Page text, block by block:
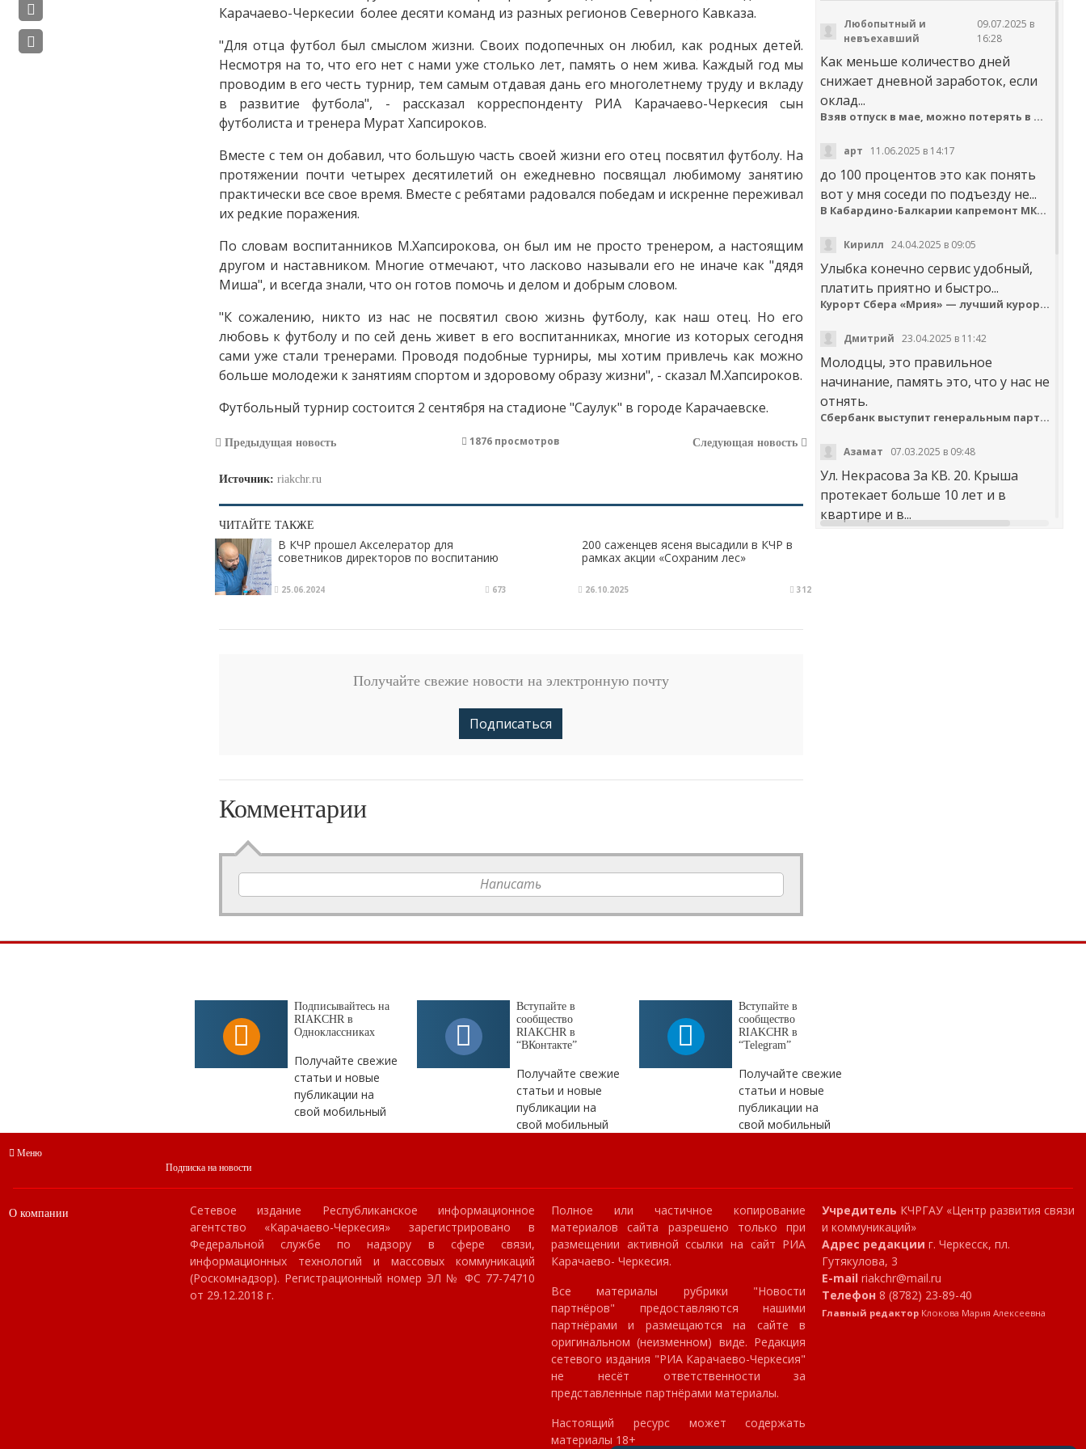
Карачаево-Черкесии более десяти команд из разных регионов Северного Кавказа.
"Для отца футбол был смыслом жизни. Своих подопечных он любил, как родных детей.
Несмотря на то, что его нет с нами уже столько лет, память о нем жива. Каждый год мы
проводим в его честь турнир, тем самым отдавая дань его многолетнему труду и вкладу
в развитие футбола", - рассказал корреспонденту РИА Карачаево-Черкесия сын
футболиста и тренера Мурат Хапсироков.
Вместе с тем он добавил, что большую часть своей жизни его отец посвятил футболу. На
протяжении почти четырех десятилетий он ежедневно посвящал любимому занятию
практически все свое время. Вместе с ребятами радовался победам и искренне переживал
их редкие поражения.
По словам воспитанников М.Хапсирокова, он был им не просто тренером, а настоящим
другом и наставником. Многие отмечают, что ласково называли его не иначе как "дядя
Миша", и всегда знали, что он готов помочь и делом и добрым словом.
"К сожалению, никто из нас не посвятил свою жизнь футболу, как наш отец. Но его
любовь к футболу и по сей день живет в его воспитанниках, многие из которых сегодня
сами уже стали тренерами. Проводя подобные турниры, мы хотим привлечь как можно
больше молодежи к занятиям спортом и здоровому образу жизни", - сказал М.Хапсироков.
Футбольный турнир состоится 2 сентября на стадионе "Саулук" в городе Карачаевске.
Предыдущая новость 1876 просмотров Следующая новость
Источник: riakchr.ru
ЧИТАЙТЕ ТАКЖЕ
В КЧР прошел Акселератор для
советников директоров по воспитанию
25.06.2024 673
200 саженцев ясеня высадили в КЧР в
рамках акции «Сохраним лес»
26.10.2025 312
Получайте свежие новости на электронную почту
Подписаться
Комментарии
Написать
Любопытный и
невъехавший
09.07.2025 в
16:28
Как меньше количество дней
снижает дневной заработок, если
оклад...
Взяв отпуск в мае, можно потерять в деньгах
арт 11.06.2025 в 14:17
до 100 процентов это как понять
вот у мня соседи по подъезду не...
В Кабардино-Балкарии капремонт МКД идёт с опережением графика
Кирилл 24.04.2025 в 09:05
Улыбка конечно сервис удобный,
платить приятно и быстро...
Курорт Сбера «Мрия» — лучший курортный отель по версии Russian Hospitality Awards
Дмитрий 23.04.2025 в 11:42
Молодцы, это правильное
начинание, память это, что у нас не
отнять.
Сбербанк выступит генеральным партнером онлайн-шествия «Бессмертный полк»
Азамат 07.03.2025 в 09:48
Ул. Некрасова 3а КВ. 20. Крыша
протекает больше 10 лет и в
квартире и в...
Подписывайтесь на
RIAKCHR в
Одноклассниках
Получайте свежие
статьи и новые
публикации на
свой мобильный
Вступайте в
сообщество
RIAKCHR в
“ВКонтакте”
Получайте свежие
статьи и новые
публикации на
свой мобильный
Вступайте в
сообщество
RIAKCHR в
“Telegram”
Получайте свежие
статьи и новые
публикации на
свой мобильный
Меню
Подписка на новости
О компании
Сетевое издание Республиканское информационное
агентство «Карачаево-Черкесия» зарегистрировано в
Федеральной службе по надзору в сфере связи,
информационных технологий и массовых коммуникаций
(Роскомнадзор). Регистрационный номер ЭЛ № ФС 77-74710
от 29.12.2018 г.
Полное или частичное копирование
материалов сайта разрешено только при
размещении активной ссылки на сайт РИА
Карачаево- Черкесия.
Все материалы рубрики "Новости
партнёров" предоставляются нашими
партнёрами и размещаются на сайте в
оригинальном (неизменном) виде. Редакция
сетевого издания "РИА Карачаево-Черкесия"
не несёт ответственности за
представленные партнёрами материалы.
Настоящий ресурс может содержать
материалы 18+
Учредитель КЧРГАУ «Центр развития связи
и коммуникаций»
Адрес редакции г. Черкесск, пл.
Гутякулова, 3
E-mail riakchr@mail.ru
Телефон 8 (8782) 23-89-40
Главный редактор Клокова Мария Алексеевна